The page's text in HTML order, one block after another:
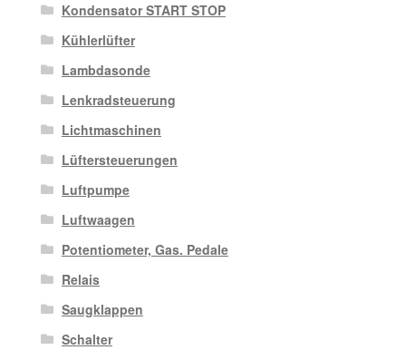
Kondensator START STOP
Kühlerlüfter
Lambdasonde
Lenkradsteuerung
Lichtmaschinen
Lüftersteuerungen
Luftpumpe
Luftwaagen
Potentiometer, Gas. Pedale
Relais
Saugklappen
Schalter